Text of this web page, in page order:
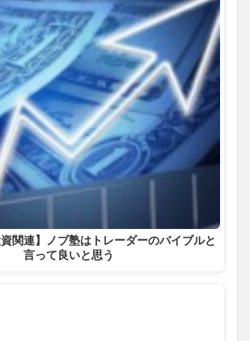
資関連】ノブ塾はトレーダーのバイブルと
言って良いと思う